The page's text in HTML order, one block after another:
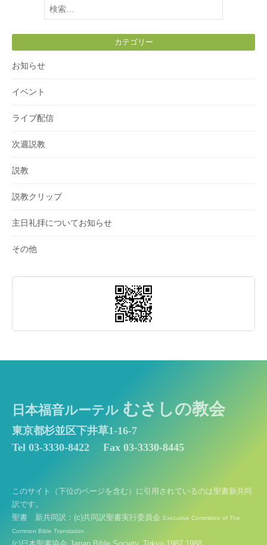
索:
カテゴリー
お知らせ
イベント
ライブ配信
次週説教
説教
説教クリップ
主日礼拝についてお知らせ
その他
日本福音ルーテル むさしの教会
東京都杉並区下井草1-16-7
Tel 03-3330-8422
Fax 03-3330-8445
このサイト（下位のページを含む）に引用されているのは聖書新共同
訳です。
聖書 新共同訳：(c)共同訳聖書実行委員会 Executive Committee of The
Common Bible Translation